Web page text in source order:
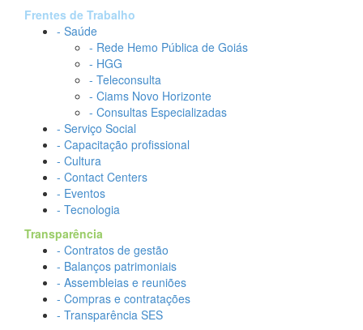
Frentes de Trabalho
- Saúde
- Rede Hemo Pública de Goiás
- HGG
- Teleconsulta
- Ciams Novo Horizonte
- Consultas Especializadas
- Serviço Social
- Capacitação profissional
- Cultura
- Contact Centers
- Eventos
- Tecnologia
Transparência
- Contratos de gestão
- Balanços patrimoniais
- Assembleias e reuniões
- Compras e contratações
- Transparência SES